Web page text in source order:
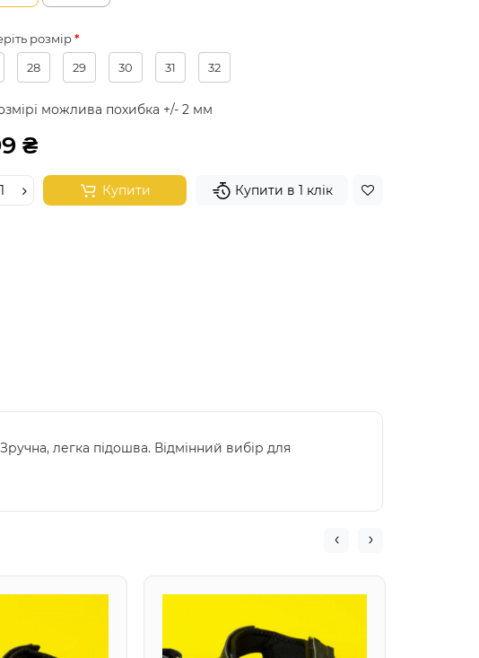
розмір
28 29 30 31 32
можлива похибка +/- 2 мм
₴
Купити Купити в 1 клік
легка підошва. Відмінний вибір для